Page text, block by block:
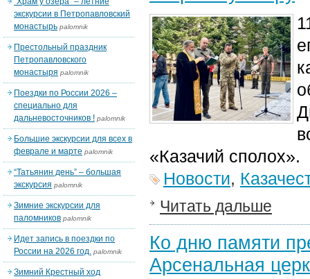
«Казачий сполох».
Новости,
Читать дальше
Ко дню памяти
Арсенальная
экскурсии в Петропавловский
монастырь palomnik
Престольный праздник
Петропавловского
монастыря palomnik
Поездки по России 2026 –
специально для
дальневосточников ! palomnik
Большие экскурсии для всех в
феврале и марте palomnik
“Татьянин день” – большая
экскурсия palomnik
Зимние экскурсии для
паломников palomnik
Идет запись в поездки по
России на 2026 год. palomnik
Зимний Крестный ход